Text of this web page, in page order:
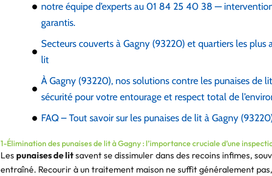
notre équipe d’experts au 01 84 25 40 38 —
garantis.
Secteurs couverts à Gagny (93220) et quartiers les plus
lit
À Gagny (93220), nos solutions contre les punaises de
sécurité pour votre entourage et respect total de
FAQ – Tout savoir sur les punaises de lit à Gagny
1-Élimination des punaises de lit à Gagny : l’importance cruciale d’une
Les punaises de litsavent se dissimuler dans des recoins infimes,
entraîné. Recourir à un traitement maison ne suffit généralement